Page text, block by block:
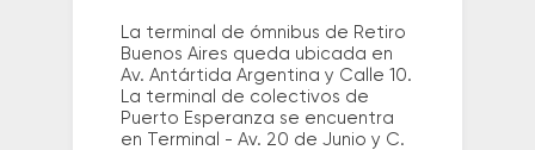
La terminal de ómnibus de Retiro
Buenos Aires queda ubicada en
Av. Antártida Argentina y Calle 10.
La terminal de colectivos de
Puerto Esperanza se encuentra
en Terminal - Av. 20 de Junio y C.